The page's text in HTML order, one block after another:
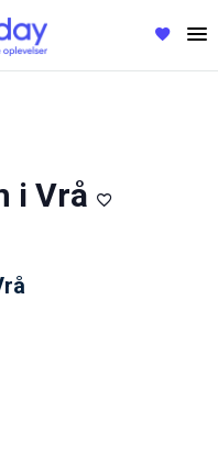
i Vrå